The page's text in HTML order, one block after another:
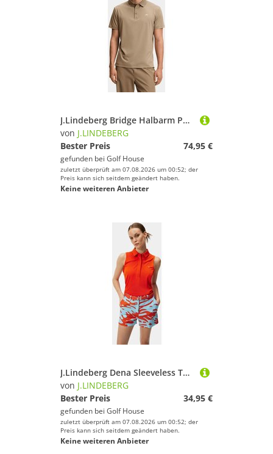
J.Lindeberg Bridge Halbarm Polo camel
von J.LINDEBERG
Bester Preis
74,95 €
gefunden bei Golf House
zuletzt überprüft am 07.08.2026 um 00:52; der
Preis kann sich seitdem geändert haben.
Keine weiteren Anbieter
J.Lindeberg Dena Sleeveless Top ohne Arm Polo orange
von J.LINDEBERG
Bester Preis
34,95 €
gefunden bei Golf House
zuletzt überprüft am 07.08.2026 um 00:52; der
Preis kann sich seitdem geändert haben.
Keine weiteren Anbieter